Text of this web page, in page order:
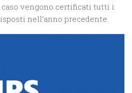
vengono certificati tutti i
nell’anno precedente.